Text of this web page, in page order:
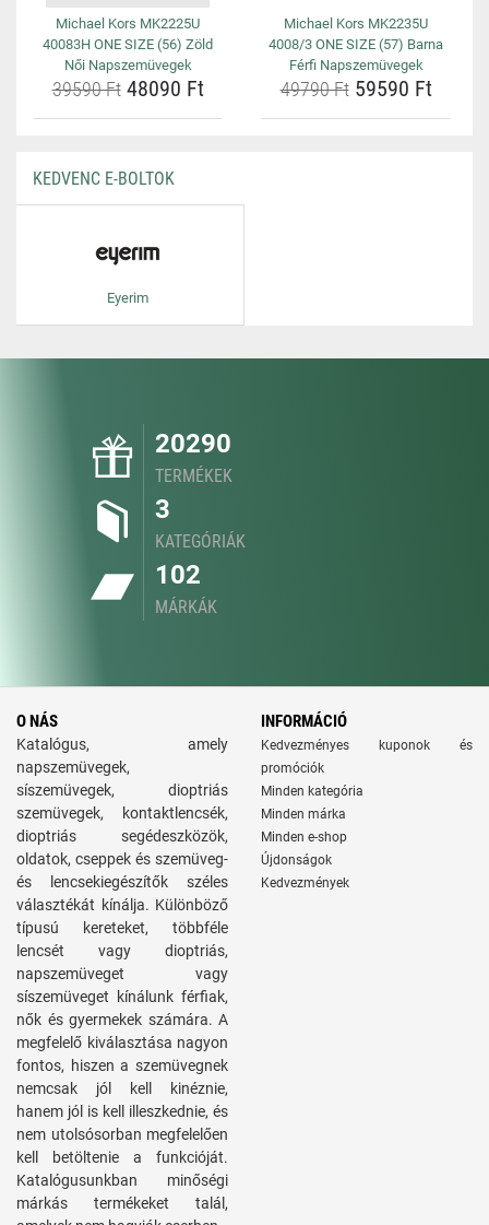
Michael Kors MK2225U
40083H ONE SIZE (56) Zöld
Női Napszemüvegek
39590 Ft48090 Ft
Michael Kors MK2235U
4008/3 ONE SIZE (57) Barna
Férfi Napszemüvegek
49790 Ft59590 Ft
KEDVENC E-BOLTOK
Eyerim
20290
TERMÉKEK
3
KATEGÓRIÁK
102
MÁRKÁK
O NÁS
Katalógus, amely
napszemüvegek,
síszemüvegek, dioptriás
szemüvegek, kontaktlencsék,
dioptriás segédeszközök,
oldatok, cseppek és szemüveg-
és lencsekiegészítők széles
választékát kínálja. Különböző
típusú kereteket, többféle
lencsét vagy dioptriás,
napszemüveget vagy
síszemüveget kínálunk férfiak,
nők és gyermekek számára. A
megfelelő kiválasztása nagyon
fontos, hiszen a szemüvegnek
nemcsak jól kell kinéznie,
hanem jól is kell illeszkednie, és
nem utolsósorban megfelelően
kell betöltenie a funkcióját.
Katalógusunkban minőségi
márkás termékeket talál,
INFORMÁCIÓ
Kedvezményes kuponok és
promóciók
Minden kategória
Minden márka
Minden e-shop
Újdonságok
Kedvezmények